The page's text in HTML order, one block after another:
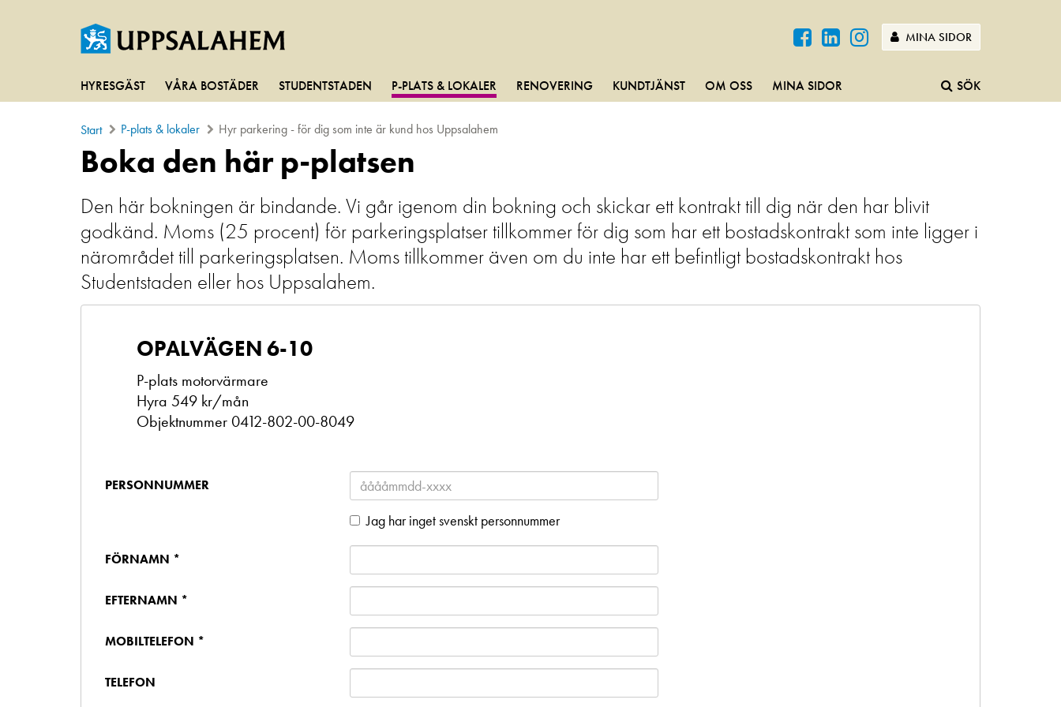
MINA SIDOR
HYRESGÄST VÅRA BOSTÄDER STUDENTSTADEN P-PLATS & LOKALER RENOVERING KUNDTJÄNST OM OSS MINA SIDOR SÖK
Start P-plats & lokaler Hyr parkering - för dig som inte är kund hos Uppsalahem
Boka den här p-platsen
Den här bokningen är bindande. Vi går igenom din bokning och skickar ett kontrakt till dig när den har blivit
godkänd. Moms (25 procent) för parkeringsplatser tillkommer för dig som har ett bostadskontrakt som inte ligger i
närområdet till parkeringsplatsen. Moms tillkommer även om du inte har ett befintligt bostadskontrakt hos
Studentstaden eller hos Uppsalahem.
OPALVÄGEN 6-10
P-plats motorvärmare
Hyra 549 kr/mån
Objektnummer 0412-802-00-8049
PERSONNUMMER
Jag har inget svenskt personnummer
FÖRNAMN *
EFTERNAMN *
MOBILTELEFON *
TELEFON